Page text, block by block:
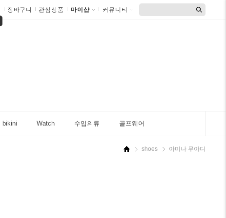
장바구니 관심상품 마이샵 커뮤니티
bikini Watch 수입의류 골프웨어
shoes 아미나 무아디